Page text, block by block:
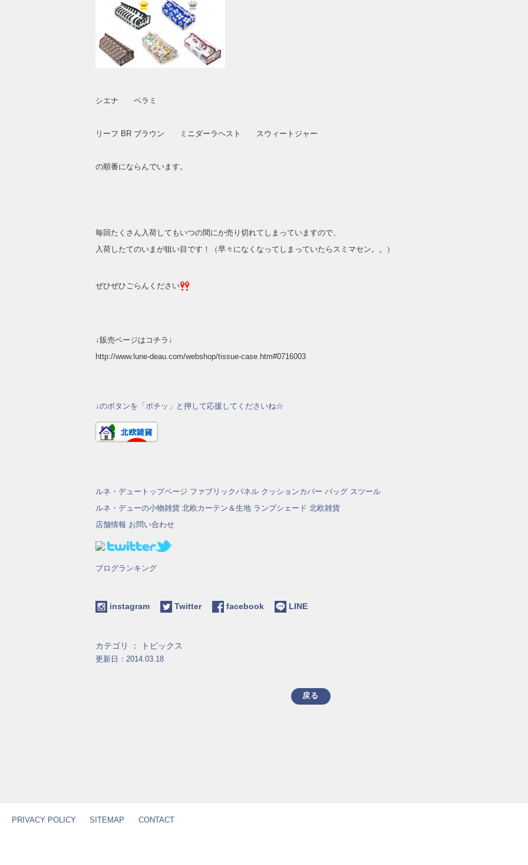
シエナ ベラミ
リーフ BR ブラウン ミニダーラヘスト スウィートジャー
の順番にならんでいます。
毎回たくさん入荷してもいつの間にか売り切れてしまっていますので、
入荷したてのいまが狙い目です！（早々になくなってしまっていたらスミマセン。。）
ぜひぜひごらんください
↓販売ページはコチラ↓
http://www.lune-deau.com/webshop/tissue-case.htm#0716003
↓のボタンを「ポチッ」と押して応援してくださいね☆
ルネ・デュートップページ ファブリックパネル クッションカバー バッグ スツール
ルネ・デューの小物雑貨 北欧カーテン＆生地 ランプシェード 北欧雑貨
店舗情報 お問い合わせ
ブログランキング
instagram Twitter facebook LINE
カテゴリ ： トピックス
更新日：2014.03.18
戻る
PRIVACY POLICY SITEMAP CONTACT